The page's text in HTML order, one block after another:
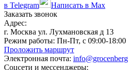
в Telegram
Написать в Max
Заказать звонок
Адрес:
г. Москва ул. Лухмановская д 13
Режим работы: Пн-Пт, с 09:00-18:00
Проложить маршрут
Электронная почта:
Соцсети и мессенджеры: